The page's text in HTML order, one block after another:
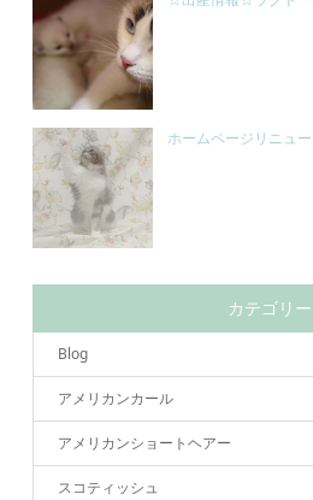
ホームページリニュー
カテゴリー
Blog
アメリカンカール
アメリカンショートヘアー
スコティッシュ